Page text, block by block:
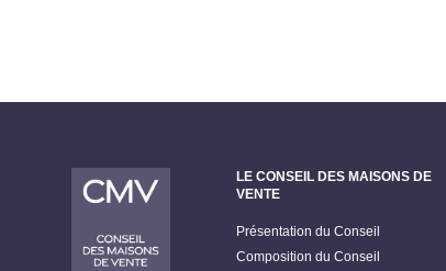
LE CONSEIL DES MAISONS DE
VENTE
Présentation du Conseil
Composition du Conseil